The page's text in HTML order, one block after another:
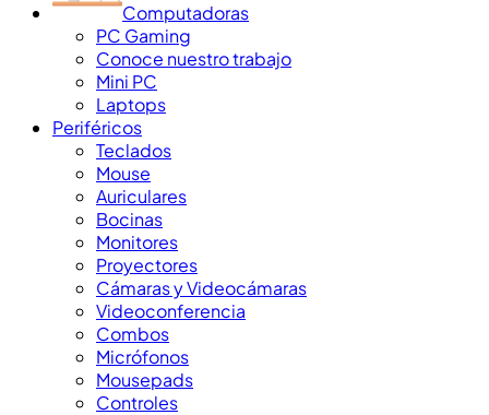
Computadoras
PC Gaming
Conoce nuestro trabajo
Mini PC
Laptops
Periféricos
Teclados
Mouse
Auriculares
Bocinas
Monitores
Proyectores
Cámaras y Videocámaras
Videoconferencia
Combos
Micrófonos
Mousepads
Controles